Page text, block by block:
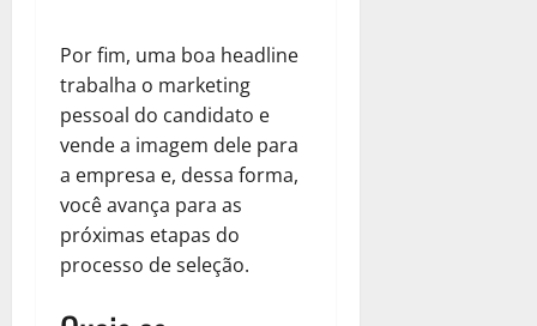
Por fim, uma boa headline
trabalha o marketing
pessoal do candidato e
vende a imagem dele para
a empresa e, dessa forma,
você avança para as
próximas etapas do
processo de seleção.